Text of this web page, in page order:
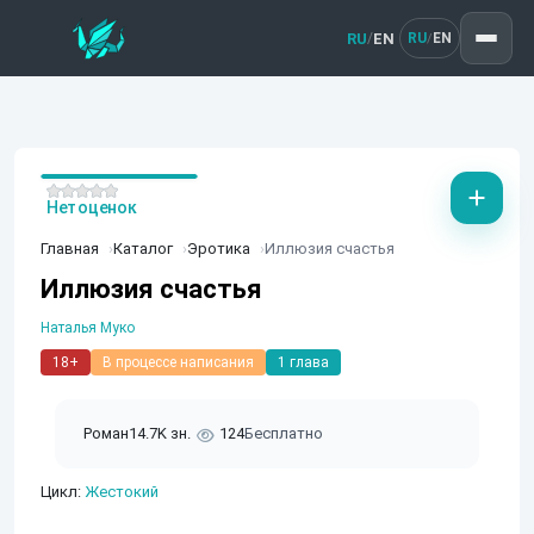
RU/EN RU/ EN
Главная Каталог Эротика Иллюзия счастья
Иллюзия счастья
Наталья Муко
18+ В процессе написания 1 глава
Роман14.7K зн. 124Бесплатно
Цикл: Жестокий
Нет оценок